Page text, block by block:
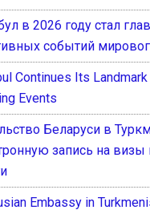
в 2026 году стал
событий
Continues Its
Events
Беларуси в
запись на визы
Embassy in